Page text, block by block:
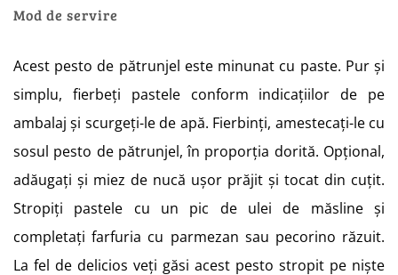
Mod de servire
Acest pesto de pătrunjel este minunat cu paste. Pur și
simplu, fierbeți pastele conform indicațiilor de pe
ambalaj și scurgeți-le de apă. Fierbinți, amestecați-le cu
sosul pesto de pătrunjel, în proporția dorită. Opțional,
adăugați și miez de nucă ușor prăjit și tocat din cuțit.
Stropiți pastele cu un pic de ulei de măsline și
completați farfuria cu parmezan sau pecorino răzuit.
La fel de delicios veți găsi acest pesto stropit pe niște